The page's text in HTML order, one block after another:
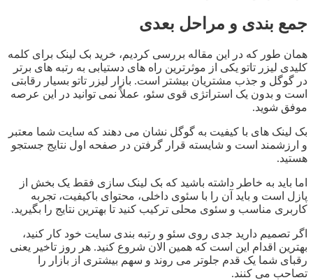
جمع بندی و مراحل بعدی
همان طور که در این مقاله بررسی کردیم، خرید بک لینک برای کلمه
کلیدی لیزر تاتو یکی از موثرترین راه های دستیابی به رتبه های برتر
در گوگل و جذب مشتریان بیشتر است. بازار لیزر تاتو بسیار رقابتی
است و بدون یک استراتژی قوی سئو، عملاً نمی توانید در این عرصه
موفق شوید.
بک لینک های با کیفیت به گوگل نشان می دهند که سایت شما معتبر
و ارزشمند است و شایسته قرار گرفتن در صفحه اول نتایج جستجو
هستید.
اما باید به خاطر داشته باشید که بک لینک سازی فقط یک بخش از
پازل است و باید آن را با سئوی داخلی، محتوای باکیفیت، تجربه
کاربری مناسب و سئوی محلی ترکیب کنید تا بهترین نتایج را بگیرید.
اگر تصمیم دارید جدی روی سئو و رتبه بندی سایت خود کار کنید،
بهترین اقدام این است که همین الان شروع کنید. هر روز تاخیر یعنی
رقبای شما یک قدم جلوتر می روند و سهم بیشتری از بازار را
تصاحب می کنند.